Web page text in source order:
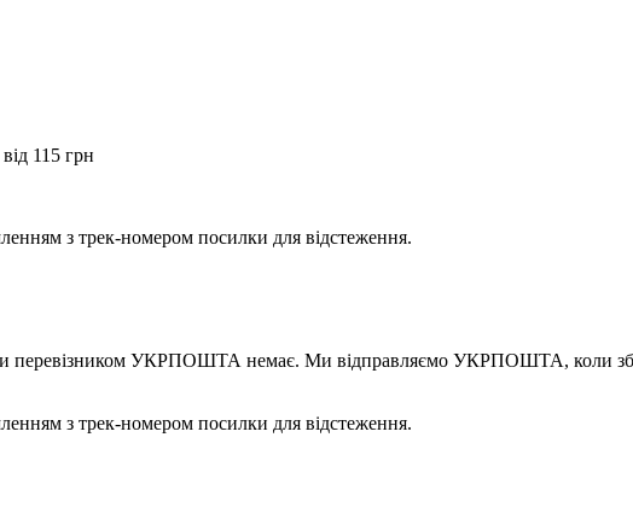
115 грн
з трек-номером посилки для відстеження.
перевізником УКРПОШТА немає. Ми відправляємо УКРПОШТА, коли
з трек-номером посилки для відстеження.